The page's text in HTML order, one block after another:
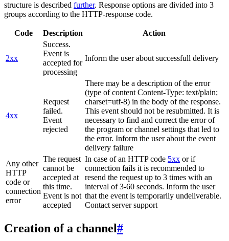
structure is described further. Response options are divided into 3
groups according to the HTTP-response code.
Code Description Action
2xx
Success.
Event is
accepted for
processing
Inform the user about successfull delivery
4xx
Request
failed.
Event
rejected
There may be a description of the error
(type of content Content-Type: text/plain;
charset=utf-8) in the body of the response.
This event should not be resubmitted. It is
necessary to find and correct the error of
the program or channel settings that led to
the error. Inform the user about the event
delivery failure
Any other
HTTP
code or
connection
error
The request
cannot be
accepted at
this time.
Event is not
accepted
In case of an HTTP code 5xx or if
connection fails it is recommended to
resend the request up to 3 times with an
interval of 3-60 seconds. Inform the user
that the event is temporarily undeliverable.
Contact server support
Creation of a channel#